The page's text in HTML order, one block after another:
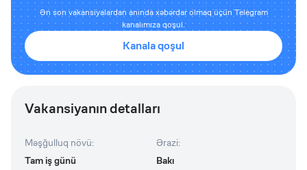
Ən son vakansiyalardan anında xəbərdar olmaq üçün Telegram
kanalımıza qoşul.
Kanala qoşul
Vakansiyanın detalları
Məşğulluq növü:
Tam iş günü
Ərazi:
Bakı